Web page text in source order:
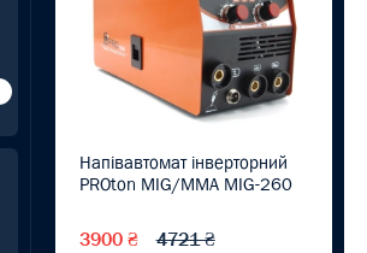
Напівавтомат інверторний
PROton MIG/MMA MIG-260
3900 ₴ 4721 ₴